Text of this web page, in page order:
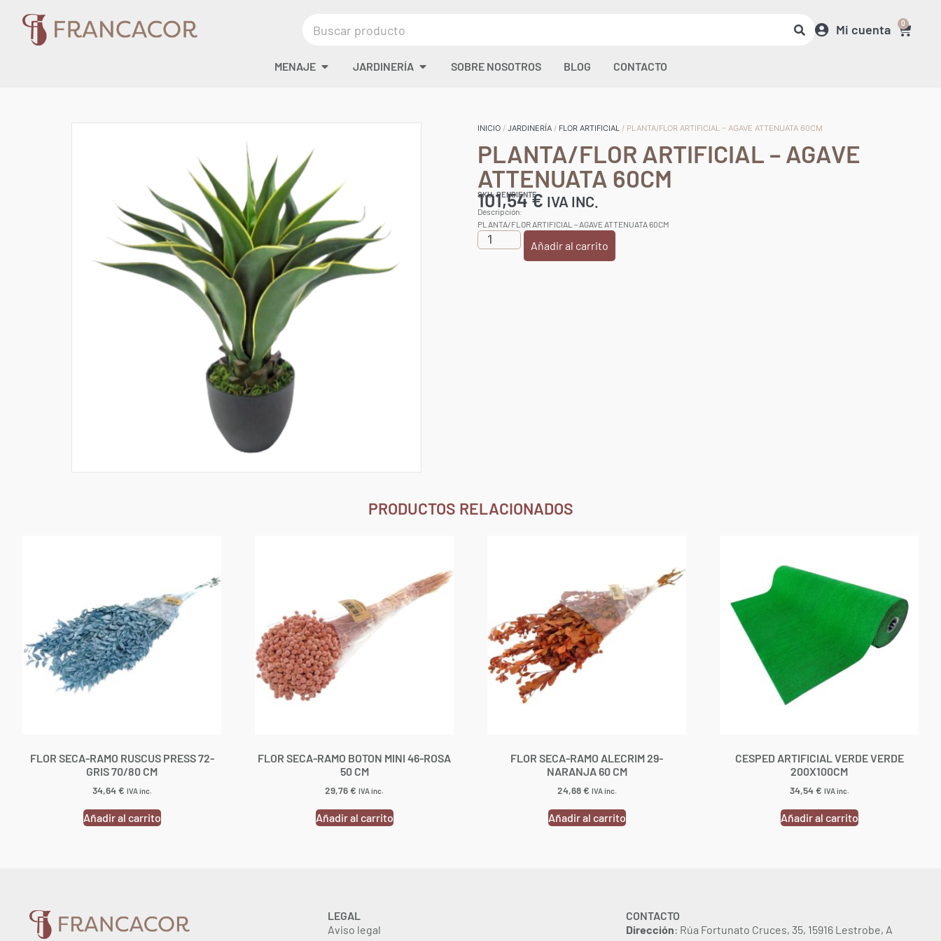
Mi cuenta 0
MENAJE JARDINERÍA SOBRE NOSOTROS BLOG CONTACTO
INICIO / JARDINERÍA / FLOR ARTIFICIAL / PLANTA/FLOR ARTIFICIAL – AGAVE ATTENUATA 60CM
PLANTA/FLOR ARTIFICIAL – AGAVE
ATTENUATA 60CM
SKU: PENDIENTE
101,54€ IVA INC.
Descripción:
PLANTA/FLOR ARTIFICIAL – AGAVE ATTENUATA 60CM
Añadir al carrito
PRODUCTOS RELACIONADOS
FLOR SECA-RAMO RUSCUS PRESS 72-
GRIS 70/80 CM
34,64€ IVA inc.
Añadir al carrito
FLOR SECA-RAMO BOTON MINI 46-ROSA
50 CM
29,76€ IVA inc.
Añadir al carrito
FLOR SECA-RAMO ALECRIM 29-
NARANJA 60 CM
24,68€ IVA inc.
Añadir al carrito
CESPED ARTIFICIAL VERDE VERDE
200X100CM
34,54€ IVA inc.
Añadir al carrito
LEGAL
Aviso legal
CONTACTO
Dirección: Rúa Fortunato Cruces, 35, 15916 Lestrobe, A